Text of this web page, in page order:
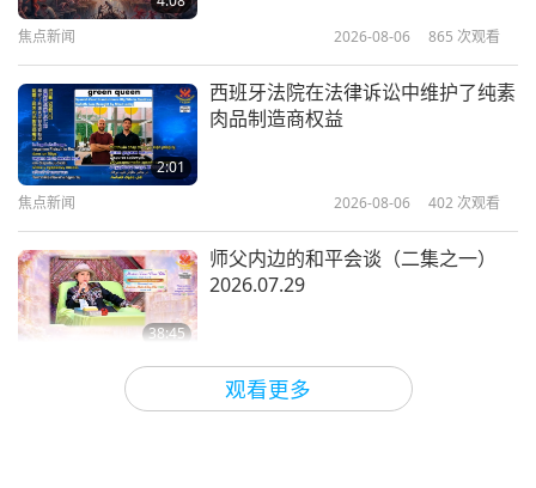
摘自拉尔夫‧沃尔多‧爱默生（素食
观看更多
焦点新闻 2026-08-06 865 次观看
2:01
西班牙法院在法律诉讼中维护了纯素
肉品制造商权益
焦点新闻 2026-08-06 402 次观看
38:45
师父内边的和平会谈（二集之一）
2026.07.29
2026-08-06